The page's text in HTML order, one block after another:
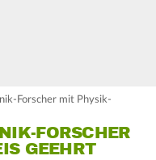
Forscher mit Physik-
FORSCHER
GEEHRT